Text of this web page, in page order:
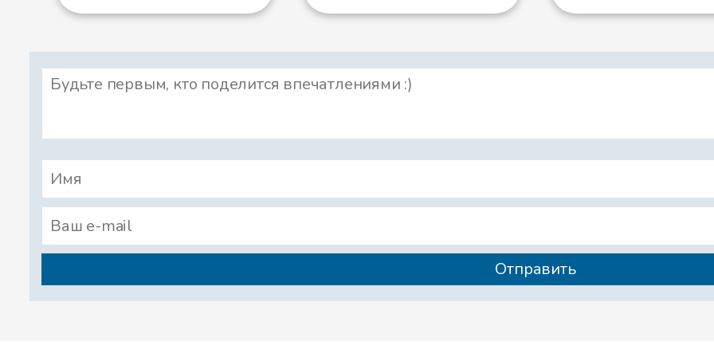
совсем одну, он подошел к ней и представился, как только мог
- Не понимаю, сударыня, отчего это особа столь прекрасная, как вы, может
- Вы так любезны, сударь, - ответила ему принцесса и больше ничего не
- Красота, - продолжал Рике с хохолком, - столь великое благо, что она все
а когда обладаешь ею, то, мне кажется, ничто уже не может особенно печалить
- Я бы предпочла, - сказала принцесса, - быть столь же уродливой, как вы,